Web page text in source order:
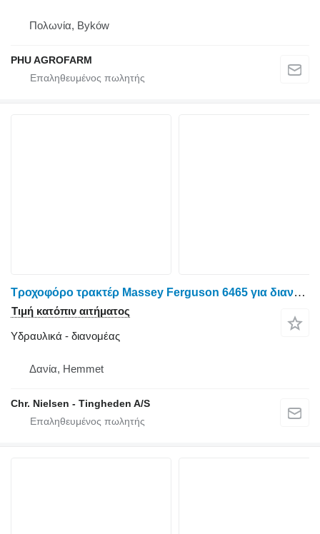
Πολωνία, Byków
PHU AGROFARM
Τροχοφόρο τρακτέρ Massey Ferguson 6465 για διανομέας
Τιμή κατόπιν αιτήματος
Υδραυλικά - διανομέας
Δανία, Hemmet
Chr. Nielsen - Tingheden A/S